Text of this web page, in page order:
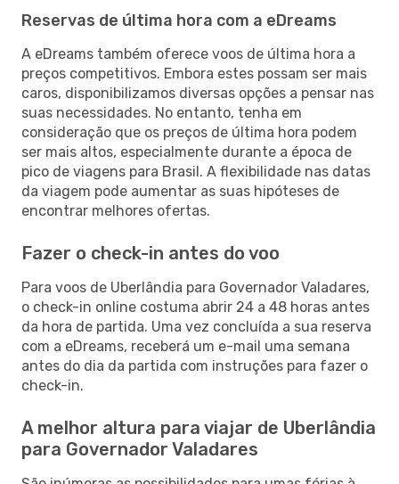
Reservas de última hora com a eDreams
A eDreams também oferece voos de última hora a
preços competitivos. Embora estes possam ser mais
caros, disponibilizamos diversas opções a pensar nas
suas necessidades. No entanto, tenha em
consideração que os preços de última hora podem
ser mais altos, especialmente durante a época de
pico de viagens para Brasil. A flexibilidade nas datas
da viagem pode aumentar as suas hipóteses de
encontrar melhores ofertas.
Fazer o check-in antes do voo
Para voos de Uberlândia para Governador Valadares,
o check-in online costuma abrir 24 a 48 horas antes
da hora de partida. Uma vez concluída a sua reserva
com a eDreams, receberá um e-mail uma semana
antes do dia da partida com instruções para fazer o
check-in.
A melhor altura para viajar de Uberlândia
para Governador Valadares